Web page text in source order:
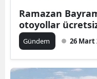
Ramazan
otoyollar
Gündem 26 Mart